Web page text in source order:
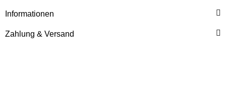
Informationen
Zahlung & Versand